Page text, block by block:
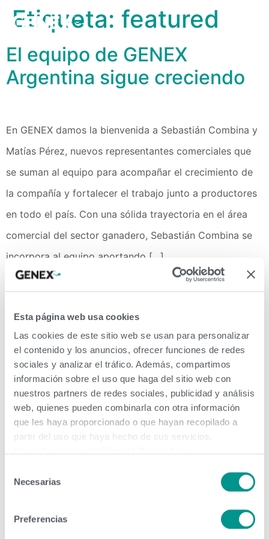
Esta página web usa cookies
Las cookies de este sitio web se usan para personalizar
el contenido y los anuncios, ofrecer funciones de redes
sociales y analizar el tráfico. Además, compartimos
información sobre el uso que haga del sitio web con
nuestros partners de redes sociales, publicidad y análisis
web, quienes pueden combinarla con otra información
que les haya proporcionado o que hayan recopilado a
partir del uso que haya hecho de sus servicios.
Necesarias
Preferencias
Etiqueta: featured
El equipo de GENEX
Argentina sigue creciendo
En GENEX damos la bienvenida a Sebastián Combina y
Matías Pérez, nuevos representantes comerciales que
se suman al equipo para acompañar el crecimiento de
la compañía y fortalecer el trabajo junto a productores
en todo el país. Con una sólida trayectoria en el área
comercial del sector ganadero, Sebastián Combina se
incorpora al equipo aportando […]
Comienza con una pajuela
de semen, pero es mucho
más que eso.
Estás tomando una decisión consciente para el futuro,
una decisión de invertir en genética que creará la vaca
del mañana: una vaca que será aún más productiva y
simplificada Identificar que genética se necesita para la